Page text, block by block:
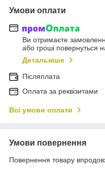
Умови оплати
Ви отримаєте
або гроші повернуться
Детальніше
Післяплата
Оплата за реквізитами
Всі умови оплати
Умови повернення
Повернення товару